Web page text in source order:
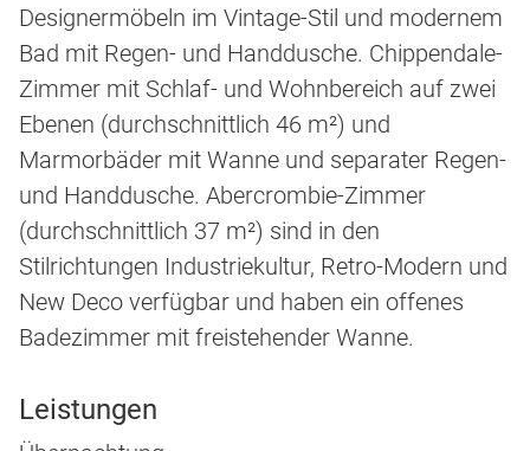
Designermöbeln im Vintage-Stil und modernem
Bad mit Regen- und Handdusche. Chippendale-
Zimmer mit Schlaf- und Wohnbereich auf zwei
Ebenen (durchschnittlich 46 m²) und
Marmorbäder mit Wanne und separater Regen-
und Handdusche. Abercrombie-Zimmer
(durchschnittlich 37 m²) sind in den
Stilrichtungen Industriekultur, Retro-Modern und
New Deco verfügbar und haben ein offenes
Badezimmer mit freistehender Wanne.
Leistungen